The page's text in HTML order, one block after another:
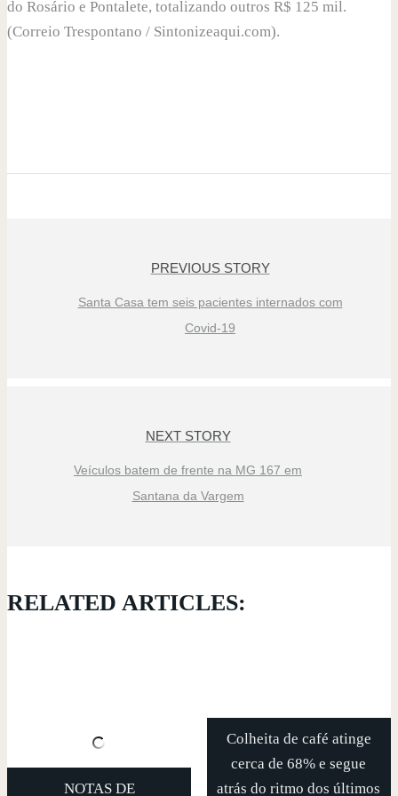
do Rosário e Pontalete, totalizando outros R$ 125 mil.
(Correio Trespontano / Sintonizeaqui.com).
PREVIOUS STORY
Santa Casa tem seis pacientes internados com
Covid-19
NEXT STORY
Veículos batem de frente na MG 167 em
Santana da Vargem
RELATED ARTICLES:
NOTAS DE
Colheita de café atinge
cerca de 68% e segue
atrás do ritmo dos últimos